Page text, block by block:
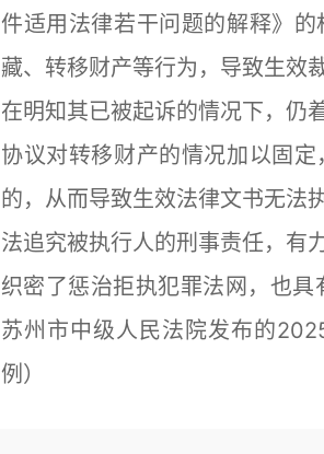
件适用法律若干问题的解释》
藏、转移财产等行为，导致生效
在明知其已被起诉的情况下，仍
协议对转移财产的情况加以固
的，从而导致生效法律文书无法
法追究被执行人的刑事责任，有
织密了惩治拒执犯罪法网，也
苏州市中级人民法院发布的
例）